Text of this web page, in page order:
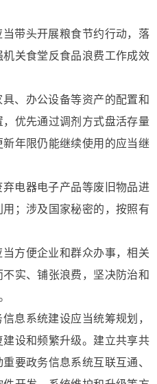
带头开展粮食节约行动，落
关食堂反食品浪费工作成效
、办公设备等资产的配置和
优先通过调剂方式盘活存量
年限仍能继续使用的应当继
电器电子产品等废旧物品进
；涉及国家秘密的，按照有
方便企业和群众办事，相关
实、铺张浪费，坚决防治和
息系统建设应当统筹规划，
设和频繁升级。建立共享共
要政务信息系统互联互通、